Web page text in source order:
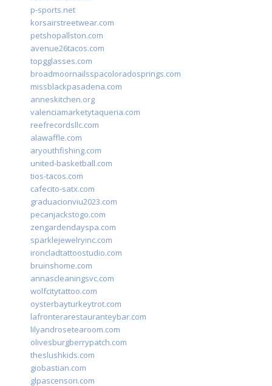
p-sports.net
korsairstreetwear.com
petshopallston.com
avenue26tacos.com
topgglasses.com
broadmoornailsspacoloradosprings.com
missblackpasadena.com
anneskitchen.org
valenciamarketytaqueria.com
reefrecordsllc.com
alawaffle.com
aryouthfishing.com
united-basketball.com
tios-tacos.com
cafecito-satx.com
graduacionviu2023.com
pecanjackstogo.com
zengardendayspa.com
sparklejewelryinc.com
ironcladtattoostudio.com
bruinshome.com
annascleaningsvc.com
wolfcitytattoo.com
oysterbayturkeytrot.com
lafronterarestauranteybar.com
lilyandrosetearoom.com
olivesburgberrypatch.com
theslushkids.com
giobastian.com
glpascensori.com